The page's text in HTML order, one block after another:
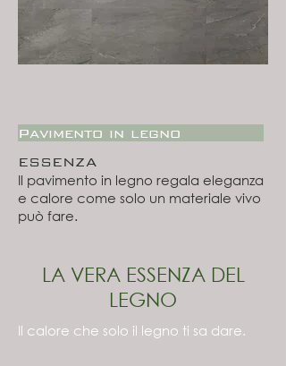
Pavimento in legno
ESSENZA
Il pavimento in legno regala eleganza
e calore come solo un materiale vivo
può fare.
LA VERA ESSENZA DEL
LEGNO
Il calore che solo il legno ti sa dare.